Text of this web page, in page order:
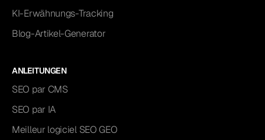
KI-Erwähnungs-Tracking
Blog-Artikel-Generator
ANLEITUNGEN
SEO par CMS
SEO par IA
Meilleur logiciel SEO GEO